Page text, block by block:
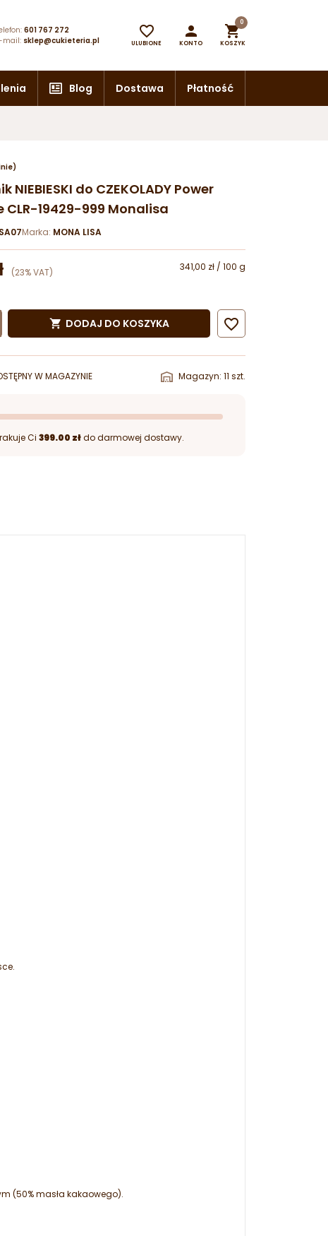
601 767 272
mail: sklep@cukieteria.pl

ULUBIONE

KONTO

0
KOSZYK
Blog Dostawa Płatność
NIEBIESKI do CZEKOLADY Power
CLR-19429-999 Monalisa
Marka: MONA LISA
(23% VAT)
341,00 zł / 100 g
 DODAJ DO KOSZYKA 
W MAGAZYNIE Magazyn: 11 szt.
Ci 399.00 złdo darmowej dostawy.
(50% masła kakaowego).